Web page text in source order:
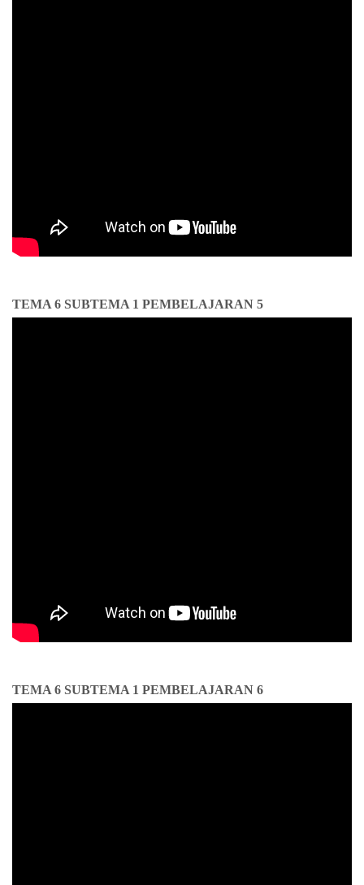
TEMA 6 SUBTEMA 1 PEMBELAJARAN 5
TEMA 6 SUBTEMA 1 PEMBELAJARAN 6